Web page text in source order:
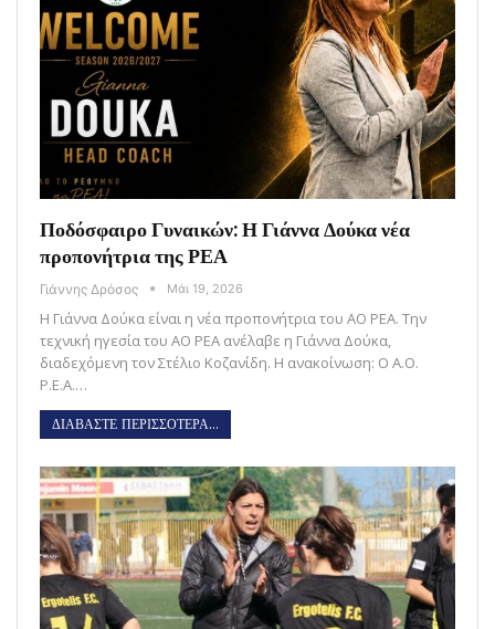
Ποδόσφαιρο Γυναικών: Η Γιάννα Δούκα νέα
προπονήτρια της ΡΕΑ
Γιάννης Δρόσος Μάι 19, 2026
Η Γιάννα Δούκα είναι η νέα προπονήτρια του ΑΟ ΡΕΑ. Την
τεχνική ηγεσία του ΑΟ ΡΕΑ ανέλαβε η Γιάννα Δούκα,
διαδεχόμενη τον Στέλιο Κοζανίδη. Η ανακοίνωση: Ο Α.Ο.
Ρ.Ε.Α.…
ΔΙΑΒΑΣΤΕ ΠΕΡΙΣΣΟΤΕΡΑ...